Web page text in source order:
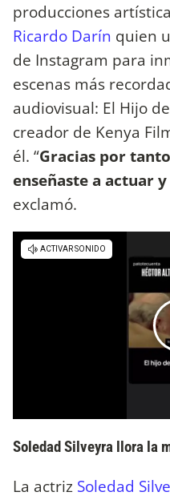
producciones
Ricardo Darín quien
de Instagram para
escenas más
audiovisual: El Hijo
creador de Kenya
él. “Gracias por
enseñaste a actuar
exclamó.
Soledad Silveyra llora la
La actriz Soledad